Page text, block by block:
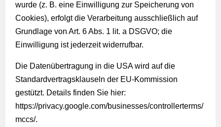
wurde (z. B. eine Einwilligung zur Speicherung von
Cookies), erfolgt die Verarbeitung ausschließlich auf
Grundlage von Art. 6 Abs. 1 lit. a DSGVO; die
Einwilligung ist jederzeit widerrufbar.
Die Datenübertragung in die USA wird auf die
Standardvertragsklauseln der EU-Kommission
gestützt. Details finden Sie hier:
https://privacy.google.com/businesses/controllerterms/
mccs/.